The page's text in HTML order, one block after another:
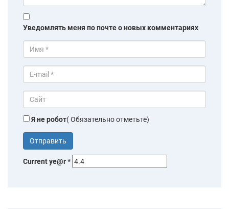
Уведомлять меня по почте о новых комментариях
Я не робот( Обязательно отметьте)
Current ye@r*